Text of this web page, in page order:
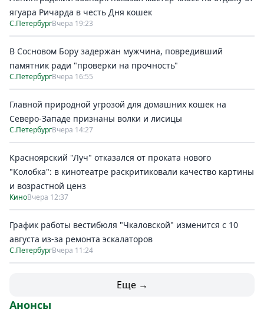
ягуара Ричарда в честь Дня кошек
С.ПетербургВчера 19:23
В Сосновом Бору задержан мужчина, повредивший
памятник ради "проверки на прочность"
С.ПетербургВчера 16:55
Главной природной угрозой для домашних кошек на
Северо-Западе признаны волки и лисицы
С.ПетербургВчера 14:27
Красноярский "Луч" отказался от проката нового
"Колобка": в кинотеатре раскритиковали качество картины
и возрастной ценз
КиноВчера 12:37
График работы вестибюля "Чкаловской" изменится с 10
августа из-за ремонта эскалаторов
С.ПетербургВчера 11:24
Еще →
Анонсы